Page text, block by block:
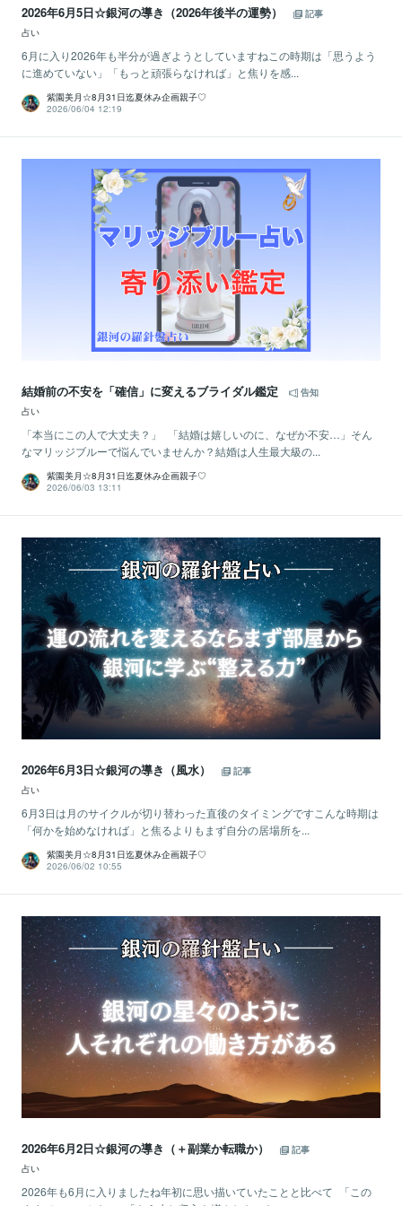
2026年6月5日☆銀河の導き（2026年後半の運勢）
記事
占い
6月に入り2026年も半分が過ぎようとしていますねこの時期は「思うよう
に進めていない」「もっと頑張らなければ」と焦りを感...
紫園美月☆8月31日迄夏休み企画親子♡
2026/06/04 12:19
結婚前の不安を「確信」に変えるブライダル鑑定
告知
占い
「本当にこの人で大丈夫？」 「結婚は嬉しいのに、なぜか不安…」そん
なマリッジブルーで悩んでいませんか？結婚は人生最大級の...
紫園美月☆8月31日迄夏休み企画親子♡
2026/06/03 13:11
2026年6月3日☆銀河の導き（風水）
記事
占い
6月3日は月のサイクルが切り替わった直後のタイミングですこんな時期は
「何かを始めなければ」と焦るよりもまず自分の居場所を...
紫園美月☆8月31日迄夏休み企画親子♡
2026/06/02 10:55
2026年6月2日☆銀河の導き（＋副業か転職か）
記事
占い
2026年も6月に入りましたね年初に思い描いていたことと比べて 「この